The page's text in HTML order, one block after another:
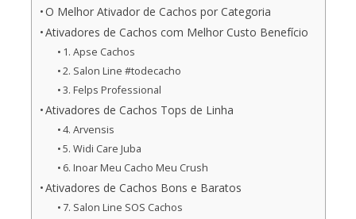
O Melhor Ativador de Cachos por Categoria
Ativadores de Cachos com Melhor Custo Benefício
1. Apse Cachos
2. Salon Line #todecacho
3. Felps Professional
Ativadores de Cachos Tops de Linha
4. Arvensis
5. Widi Care Juba
6. Inoar Meu Cacho Meu Crush
Ativadores de Cachos Bons e Baratos
7. Salon Line SOS Cachos